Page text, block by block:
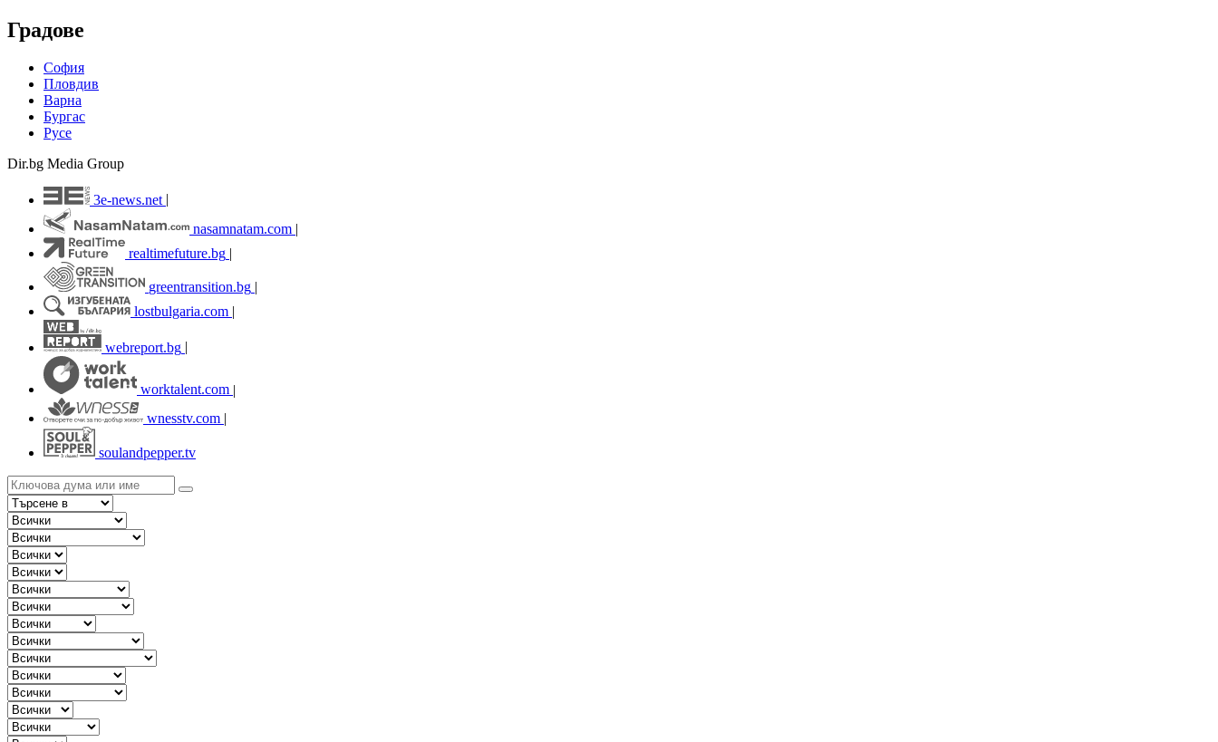
Градове
София
Пловдив
Варна
Бургас
Русе
Dir.bg Media Group
3e-news.net
nasamnatam.com |
realtimefuture.bg |
greentransition.bg |
lostbulgaria.com |
webreport.bg
worktalent.com |
wnesstv.com |
soulandpepper.tv